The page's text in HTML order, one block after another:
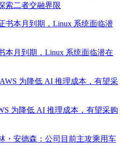
索二者交融界限
本月到期，Linux 系统面临潜在
为降低 AI 推理成本，有望采购